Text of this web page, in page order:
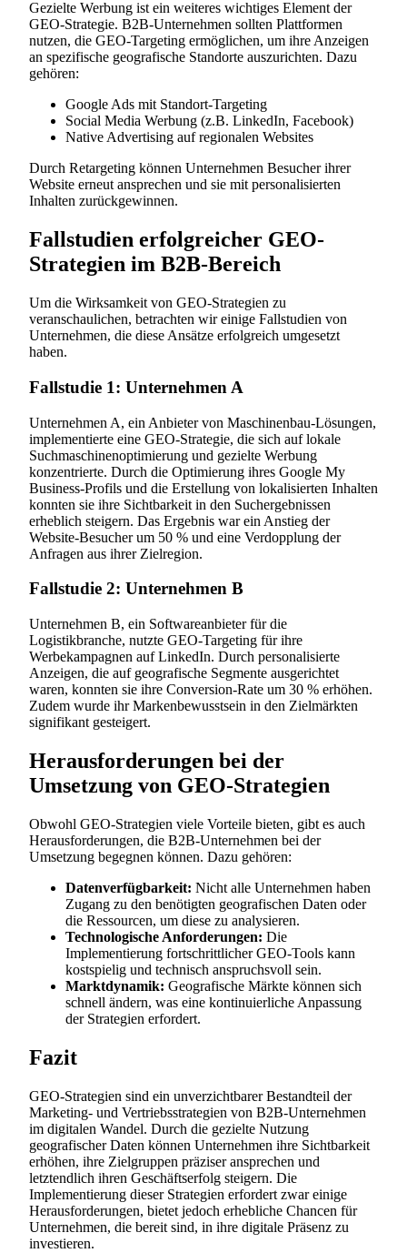
Gezielte Werbung ist ein weiteres wichtiges Element der
GEO-Strategie. B2B-Unternehmen sollten Plattformen
nutzen, die GEO-Targeting ermöglichen, um ihre Anzeigen
an spezifische geografische Standorte auszurichten. Dazu
gehören:
Google Ads mit Standort-Targeting
Social Media Werbung (z.B. LinkedIn, Facebook)
Native Advertising auf regionalen Websites
Durch Retargeting können Unternehmen Besucher ihrer
Website erneut ansprechen und sie mit personalisierten
Inhalten zurückgewinnen.
Fallstudien erfolgreicher GEO-
Strategien im B2B-Bereich
Um die Wirksamkeit von GEO-Strategien zu
veranschaulichen, betrachten wir einige Fallstudien von
Unternehmen, die diese Ansätze erfolgreich umgesetzt
haben.
Fallstudie 1: Unternehmen A
Unternehmen A, ein Anbieter von Maschinenbau-Lösungen,
implementierte eine GEO-Strategie, die sich auf lokale
Suchmaschinenoptimierung und gezielte Werbung
konzentrierte. Durch die Optimierung ihres Google My
Business-Profils und die Erstellung von lokalisierten Inhalten
konnten sie ihre Sichtbarkeit in den Suchergebnissen
erheblich steigern. Das Ergebnis war ein Anstieg der
Website-Besucher um 50 % und eine Verdopplung der
Anfragen aus ihrer Zielregion.
Fallstudie 2: Unternehmen B
Unternehmen B, ein Softwareanbieter für die
Logistikbranche, nutzte GEO-Targeting für ihre
Werbekampagnen auf LinkedIn. Durch personalisierte
Anzeigen, die auf geografische Segmente ausgerichtet
waren, konnten sie ihre Conversion-Rate um 30 % erhöhen.
Zudem wurde ihr Markenbewusstsein in den Zielmärkten
signifikant gesteigert.
Herausforderungen bei der
Umsetzung von GEO-Strategien
Obwohl GEO-Strategien viele Vorteile bieten, gibt es auch
Herausforderungen, die B2B-Unternehmen bei der
Umsetzung begegnen können. Dazu gehören:
Datenverfügbarkeit: Nicht alle Unternehmen haben
Zugang zu den benötigten geografischen Daten oder
die Ressourcen, um diese zu analysieren.
Technologische Anforderungen: Die
Implementierung fortschrittlicher GEO-Tools kann
kostspielig und technisch anspruchsvoll sein.
Marktdynamik: Geografische Märkte können sich
schnell ändern, was eine kontinuierliche Anpassung
der Strategien erfordert.
Fazit
GEO-Strategien sind ein unverzichtbarer Bestandteil der
Marketing- und Vertriebsstrategien von B2B-Unternehmen
im digitalen Wandel. Durch die gezielte Nutzung
geografischer Daten können Unternehmen ihre Sichtbarkeit
erhöhen, ihre Zielgruppen präziser ansprechen und
letztendlich ihren Geschäftserfolg steigern. Die
Implementierung dieser Strategien erfordert zwar einige
Herausforderungen, bietet jedoch erhebliche Chancen für
Unternehmen, die bereit sind, in ihre digitale Präsenz zu
investieren.